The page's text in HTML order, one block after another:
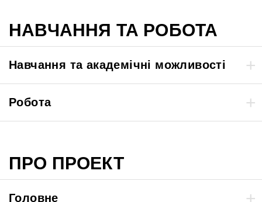
НАВЧАННЯ ТА РОБОТА
Навчання та академічні можливості
Робота
ПРО ПРОЕКТ
Головне